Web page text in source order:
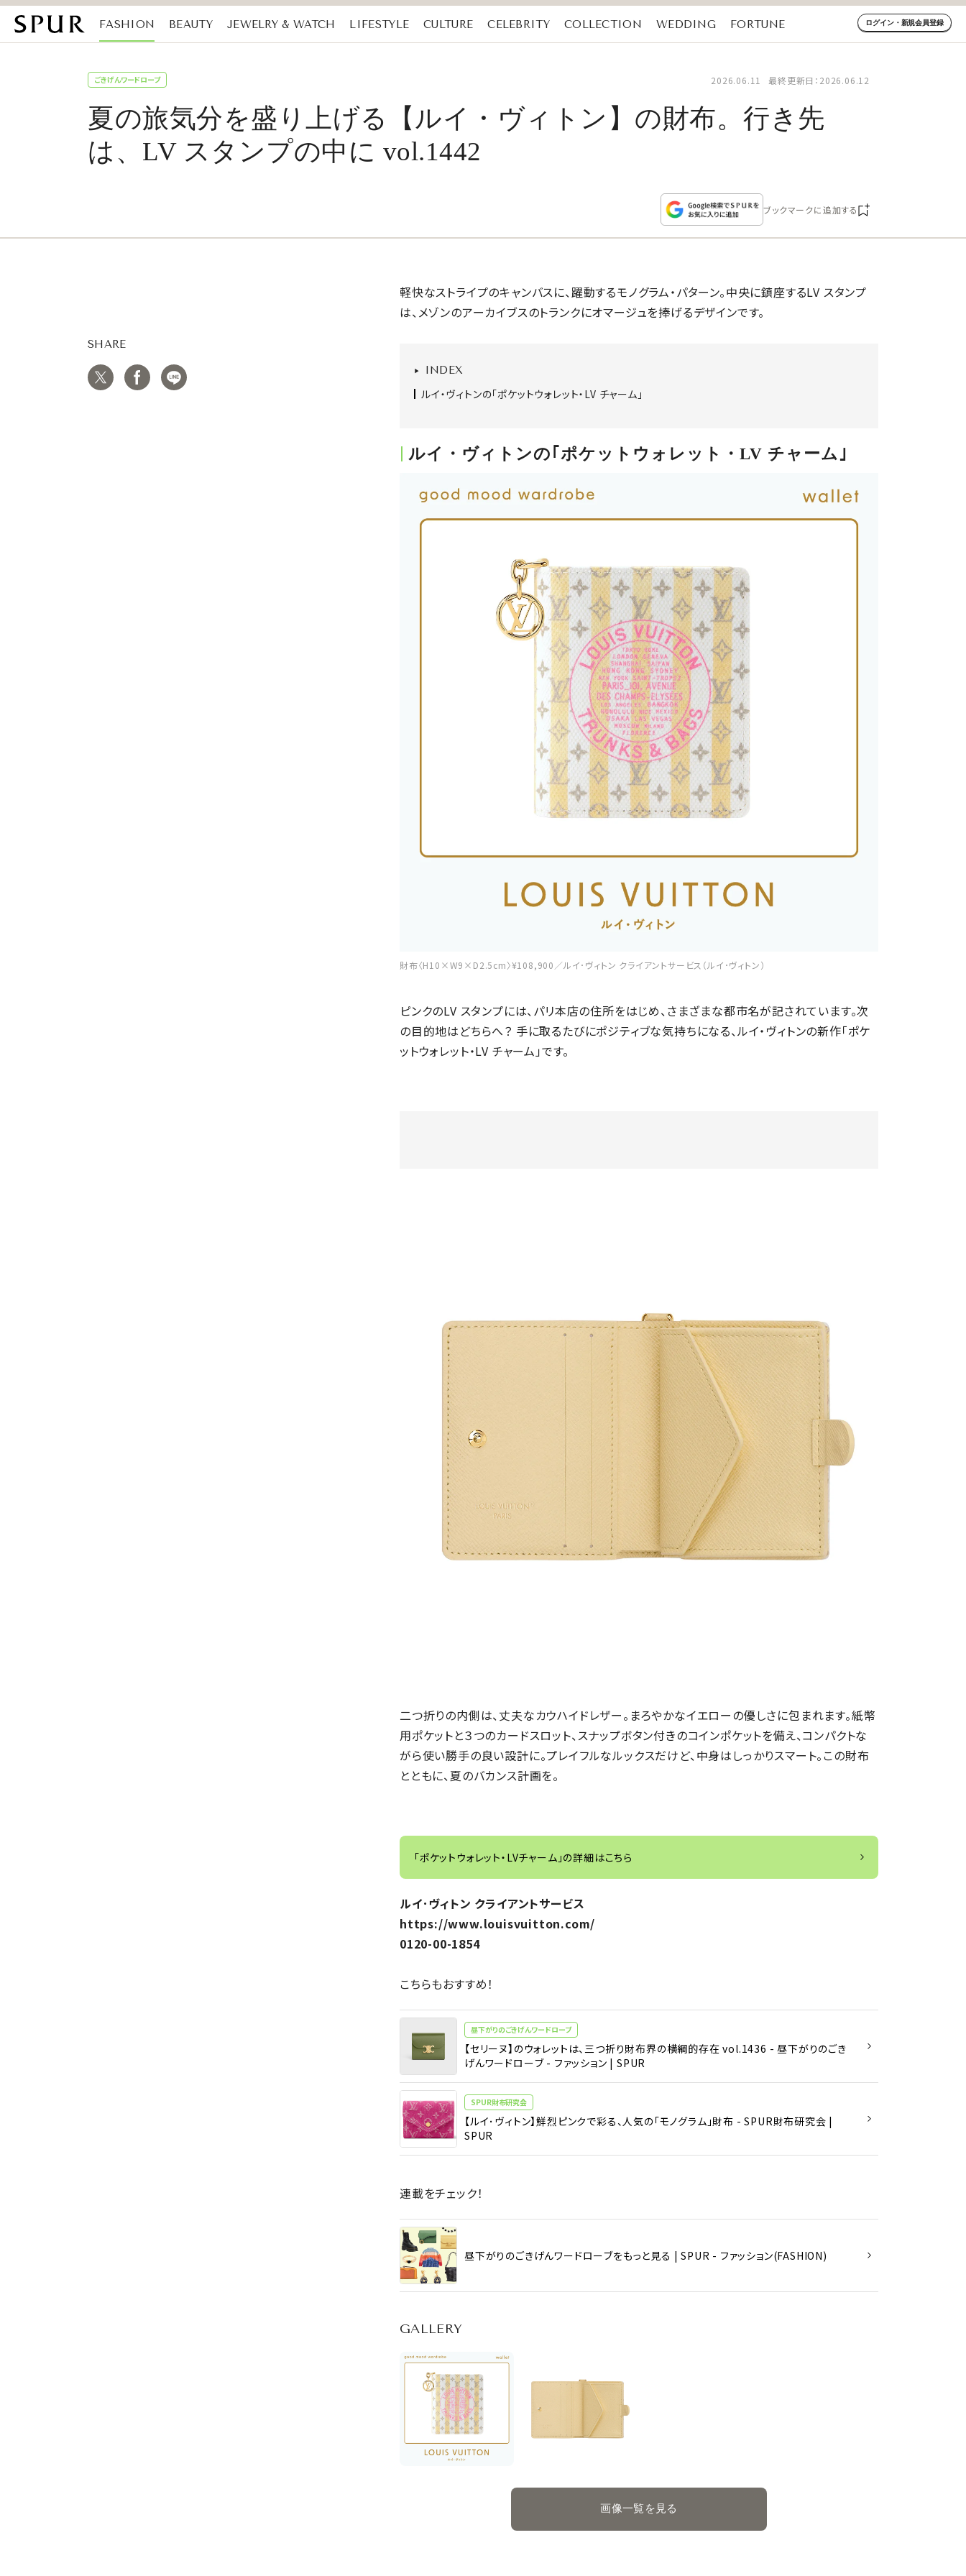
FASHION BEAUTY JEWELRY & WATCH LIFESTYLE CULTURE CELEBRITY COLLECTION WEDDING
FORTUNE
ログイン・新規会員登録
ごきげんワードローブ 2026.06.11 最終更新日：2026.06.12
夏の旅気分を盛り上げる【ルイ・ヴィトン】の財布。行き先
は、LV スタンプの中に vol.1442
ブックマークに追加する
SHARE
軽快なストライプのキャンバスに、躍動するモノグラム・パターン。中央に鎮座するLV スタンプ
は、メゾンのアーカイブスのトランクにオマージュを捧げるデザインです。
INDEX
ルイ・ヴィトンの｢ポケットウォレット・LV チャーム｣
ルイ・ヴィトンの｢ポケットウォレット・LV チャーム｣
財布〈H10×W9×D2.5cm〉¥108,900／ルイ･ヴィトン クライアントサービス（ルイ･ヴィトン）
ピンクのLV スタンプには、パリ本店の住所をはじめ、さまざまな都市名が記されています。次
の目的地はどちらへ？ 手に取るたびにポジティブな気持ちになる、ルイ・ヴィトンの新作「ポケ
ットウォレット・LV チャーム」です。
二つ折りの内側は、丈夫なカウハイドレザー。まろやかなイエローの優しさに包まれます。紙幣
用ポケットと３つのカードスロット、スナップボタン付きのコインポケットを備え、コンパクトな
がら使い勝手の良い設計に。プレイフルなルックスだけど、中身はしっかりスマート。この財布
とともに、夏のバカンス計画を。
「ポケットウォレット・LVチャーム」の詳細はこちら
ルイ･ヴィトン クライアントサービス
https://www.louisvuitton.com/
0120-00-1854
こちらもおすすめ！
昼下がりのごきげんワードローブ
【セリーヌ】のウォレットは、三つ折り財布界の横綱的存在 vol.1436 - 昼下がりのごき
げんワードローブ - ファッション | SPUR
SPUR財布研究会
【ルイ･ヴィトン】鮮烈ピンクで彩る、人気の「モノグラム」財布 - SPUR財布研究会 |
SPUR
連載をチェック！
昼下がりのごきげんワードローブをもっと見る | SPUR - ファッション(FASHION)
GALLERY
画像一覧を見る